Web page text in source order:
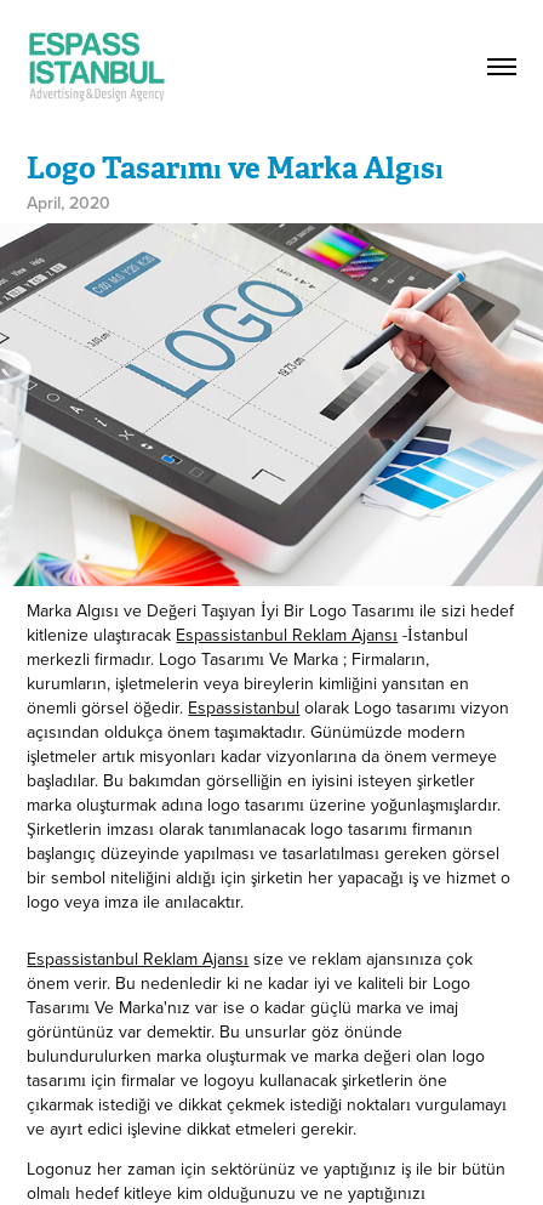
Logo Tasarımı ve Marka Algısı
April, 2020
Marka Algısı ve Değeri Taşıyan İyi Bir Logo Tasarımı ile sizi hedef
kitlenize ulaştıracak Espassistanbul Reklam Ajansı -İstanbul
merkezli firmadır. Logo Tasarımı Ve Marka ; Firmaların,
kurumların, işletmelerin veya bireylerin kimliğini yansıtan en
önemli görsel öğedir. Espassistanbul olarak Logo tasarımı vizyon
açısından oldukça önem taşımaktadır. Günümüzde modern
işletmeler artık misyonları kadar vizyonlarına da önem vermeye
başladılar. Bu bakımdan görselliğin en iyisini isteyen şirketler
marka oluşturmak adına logo tasarımı üzerine yoğunlaşmışlardır.
Şirketlerin imzası olarak tanımlanacak logo tasarımı firmanın
başlangıç düzeyinde yapılması ve tasarlatılması gereken görsel
bir sembol niteliğini aldığı için şirketin her yapacağı iş ve hizmet o
logo veya imza ile anılacaktır.
Espassistanbul Reklam Ajansı size ve reklam ajansınıza çok
önem verir. Bu nedenledir ki ne kadar iyi ve kaliteli bir Logo
Tasarımı Ve Marka'nız var ise o kadar güçlü marka ve imaj
görüntünüz var demektir. Bu unsurlar göz önünde
bulundurulurken marka oluşturmak ve marka değeri olan logo
tasarımı için firmalar ve logoyu kullanacak şirketlerin öne
çıkarmak istediği ve dikkat çekmek istediği noktaları vurgulamayı
ve ayırt edici işlevine dikkat etmeleri gerekir.
Logonuz her zaman için sektörünüz ve yaptığınız iş ile bir bütün
olmalı hedef kitleye kim olduğunuzu ve ne yaptığınızı